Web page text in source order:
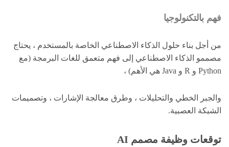
فهم بالتكنولوجيا
من أجل بناء حلول الذكاء الاصطناعي الخاصة بالمستخدم ، يحتاج
مصممو الذكاء الاصطناعي إلى فهم متعمق للغات البرمجة (مع
Python و R و Java هي الأهم) ،
والجبر الخطي والتحليلات ، وطرق معالجة الإشارات ، وتصميمات
الشبكة العصبية.
توقعات وظيفة مصمم AI